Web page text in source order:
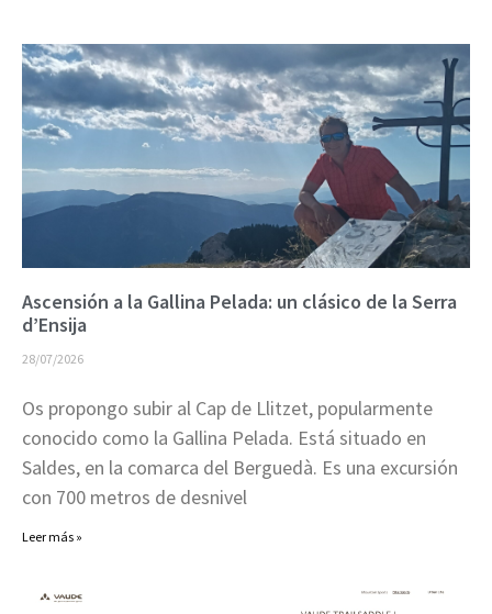
Ascensión a la Gallina Pelada: un clásico de la Serra
d’Ensija
28/07/2026
Os propongo subir al Cap de Llitzet, popularmente
conocido como la Gallina Pelada. Está situado en
Saldes, en la comarca del Berguedà. Es una excursión
con 700 metros de desnivel
Leer más »